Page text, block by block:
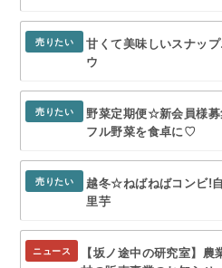
売りたい
甘くて美味しいスナッ
ウ
売りたい
野菜定期便☆新会員様募
フル野菜を食卓に♡
売りたい
越冬☆ねばねばコンビ!
里芋
ニュース
【坂ノ途中の研究室】農